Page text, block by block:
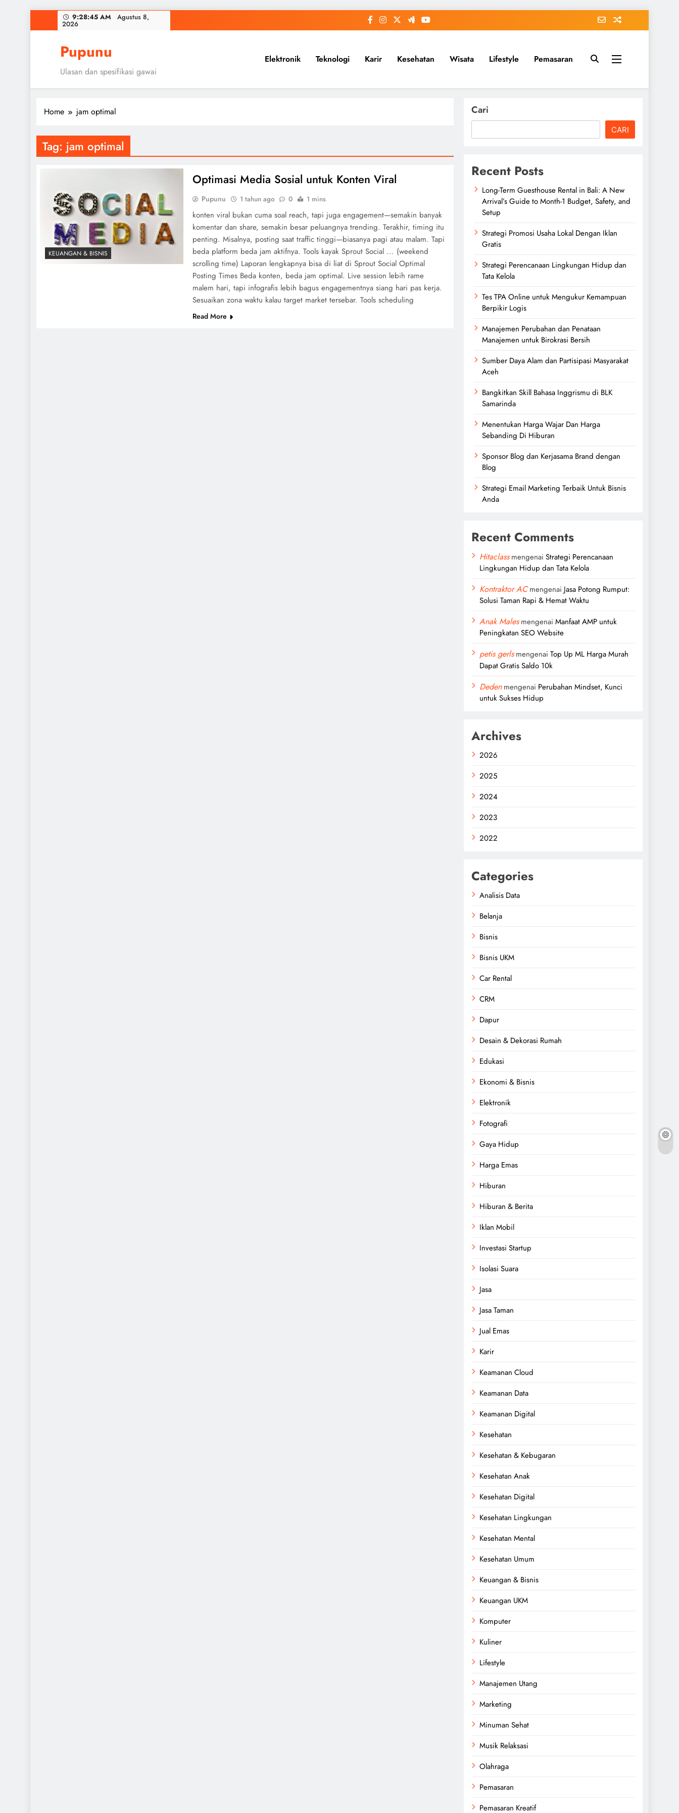
to
9:28:46 AM Agustus 8,
2026
Pupunu
Ulasan dan spesifikasi gawai
Elektronik Teknologi Karir Kesehatan Wisata Lifestyle Pemasaran
Home jam optimal
Tag: jam optimal
KEUANGAN & BISNIS
Optimasi Media Sosial untuk Konten Viral
Pupunu 1 tahun ago 0 1 mins
konten viral bukan cuma soal reach, tapi juga engagement—semakin banyak
komentar dan share, semakin besar peluangnya trending. Terakhir, timing itu
penting. Misalnya, posting saat traffic tinggi—biasanya pagi atau malam. Tapi
beda platform beda jam aktifnya. Tools kayak Sprout Social ... (weekend
scrolling time) Laporan lengkapnya bisa di liat di Sprout Social Optimal
Posting Times Beda konten, beda jam optimal. Live session lebih rame
malem hari, tapi infografis lebih bagus engagementnya siang hari pas kerja.
Sesuaikan zona waktu kalau target market tersebar. Tools scheduling
Read More
Cari
CARI
Recent Posts
Long-Term Guesthouse Rental in Bali: A New
Arrival’s Guide to Month-1 Budget, Safety, and
Setup
Strategi Promosi Usaha Lokal Dengan Iklan
Gratis
Strategi Perencanaan Lingkungan Hidup dan
Tata Kelola
Tes TPA Online untuk Mengukur Kemampuan
Berpikir Logis
Manajemen Perubahan dan Penataan
Manajemen untuk Birokrasi Bersih
Sumber Daya Alam dan Partisipasi Masyarakat
Aceh
Bangkitkan Skill Bahasa Inggrismu di BLK
Samarinda
Menentukan Harga Wajar Dan Harga
Sebanding Di Hiburan
Sponsor Blog dan Kerjasama Brand dengan
Blog
Strategi Email Marketing Terbaik Untuk Bisnis
Anda
Recent Comments
Hitaclassmengenai Strategi Perencanaan
Lingkungan Hidup dan Tata Kelola
Kontraktor ACmengenai Jasa Potong Rumput:
Solusi Taman Rapi & Hemat Waktu
Anak Malesmengenai Manfaat AMP untuk
Peningkatan SEO Website
petis gerlsmengenai Top Up ML Harga Murah
Dapat Gratis Saldo 10k
Dedenmengenai Perubahan Mindset, Kunci
untuk Sukses Hidup
Archives
2026
2025
2024
2023
2022
Categories
Analisis Data
Belanja
Bisnis
Bisnis UKM
Car Rental
CRM
Dapur
Desain & Dekorasi Rumah
Edukasi
Ekonomi & Bisnis
Elektronik
Fotografi
Gaya Hidup
Harga Emas
Hiburan
Hiburan & Berita
Iklan Mobil
Investasi Startup
Isolasi Suara
Jasa
Jasa Taman
Jual Emas
Karir
Keamanan Cloud
Keamanan Data
Keamanan Digital
Kesehatan
Kesehatan & Kebugaran
Kesehatan Anak
Kesehatan Digital
Kesehatan Lingkungan
Kesehatan Mental
Kesehatan Umum
Keuangan & Bisnis
Keuangan UKM
Komputer
Kuliner
Lifestyle
Manajemen Utang
Marketing
Minuman Sehat
Musik Relaksasi
Olahraga
Pemasaran
Pemasaran Kreatif